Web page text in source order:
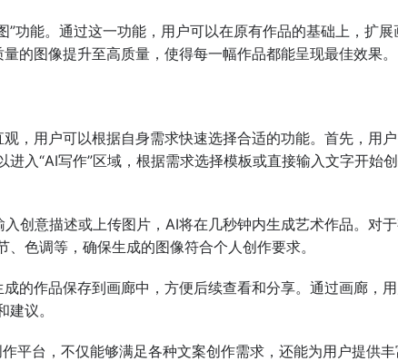
功能。通过这一功能，用户可以在原有作品的基础上，扩
的图像提升至高质量，使得每一幅作品都能呈现最佳效果。
，用户可以根据自身需求快速选择合适的功能。首先，用
入“AI写作”区域，根据需求选择模板或直接输入文字开始
创意描述或上传图片，AI将在几秒钟内生成艺术作品。对
色调等，确保生成的图像符合个人创作要求。
的作品保存到画廊中，方便后续查看和分享。通过画廊，
议。
平台，不仅能够满足各种文案创作需求，还能为用户提供